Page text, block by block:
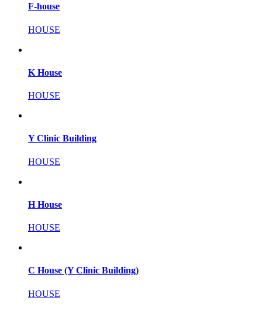
F-house
HOUSE
K House
HOUSE
Y Clinic Building
HOUSE
H House
HOUSE
C House (Y Clinic Building)
HOUSE